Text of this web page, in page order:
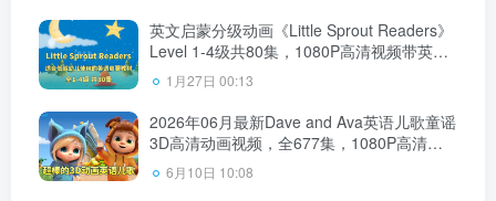
英文启蒙分级动画《Little Sprout Readers》
Level 1-4级共80集，1080P高清视频带英文
字幕，带配套音频MP3，百度网盘下载！
1月27日 00:13
2026年06月最新Dave and Ava英语儿歌童谣
3D高清动画视频，全677集，1080P高清视
频带英文字幕，带配套音频MP3，百度网盘
下载！
6月10日 10:08